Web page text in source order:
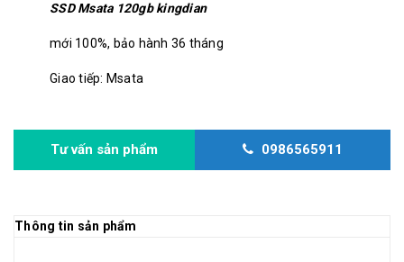
SSD Msata 120gb kingdian
mới 100%, bảo hành 36 tháng
Giao tiếp: Msata
Tư vấn sản phẩm 0986565911
Thông tin sản phẩm